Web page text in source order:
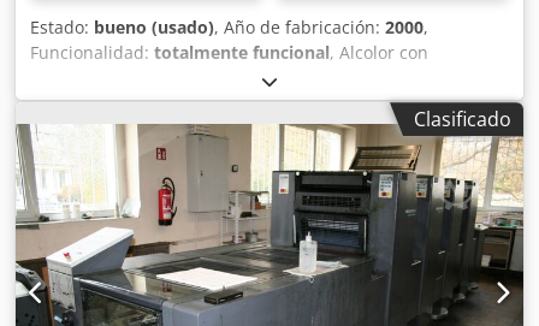
Estado: bueno (usado), Año de fabricación: 2000,
Funcionalidad: totalmente funcional, Alcolor con
refrigeración Baldwin todos los dispositivos de lavado
Autoplate CPTronic control remoto de tinta: CPC 1-04 salida
de alto apilado extendida con secador IR Dedpfx Aeyf Hh
Djp Hekr aprox. 94 millones de impresiones
Clasificado